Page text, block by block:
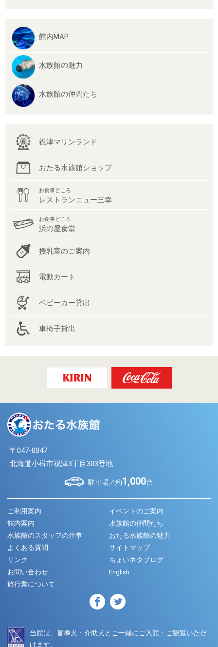
館内MAP
水族館の魅力
水族館の仲間たち
祝津マリンランド
おたる水族館ショップ
お食事どころ
レストランニュー三幸
お食事どころ
浜の屋食堂
授乳室のご案内
電動カート
ベビーカー貸出
車椅子貸出
〒047-0047
北海道小樽市祝津3丁目303番地
駐車場／約1,000台
ご利用案内
イベントのご案内
館内案内
水族館の仲間たち
水族館のスタッフの仕事
おたる水族館の魅力
よくある質問
サイトマップ
リンク
ちょいネタブログ
お問い合わせ
English
旅行業について
当館は、盲導犬・介助犬とご一緒にご入館・ご観覧いただ
けます。